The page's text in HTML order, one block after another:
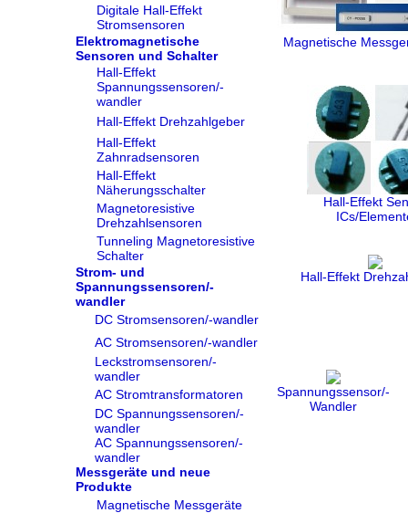
Digitale Hall-Effekt
Stromsensoren
Elektromagnetische
Sensoren und Schalter
Hall-Effekt
Spannungssensoren/-
wandler
Hall-Effekt Drehzahlgeber
Hall-Effekt
Zahnradsensoren
Hall-Effekt
Näherungsschalter
Magnetoresistive
Drehzahlsensoren
Tunneling Magnetoresistive
Schalter
Strom- und
Spannungssensoren/-
wandler
DC Stromsensoren/-wandler
AC Stromsensoren/-wandler
Leckstromsensoren/-
wandler
AC Stromtransformatoren
DC Spannungssensoren/-
wandler
AC Spannungssensoren/-
wandler
Messgeräte und neue
Produkte
Magnetische Messgeräte
Magnetische
Hall-Effekt
ICs/
Hall-Effekt
Spannungssensor/-
Wandler